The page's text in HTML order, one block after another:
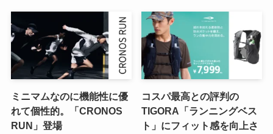
ミニマムなのに機能性に優
れて個性的。「CRONOS
RUN」登場
コスパ最高との評判の
TIGORA「ランニングベス
ト」にフィット感を向上さ